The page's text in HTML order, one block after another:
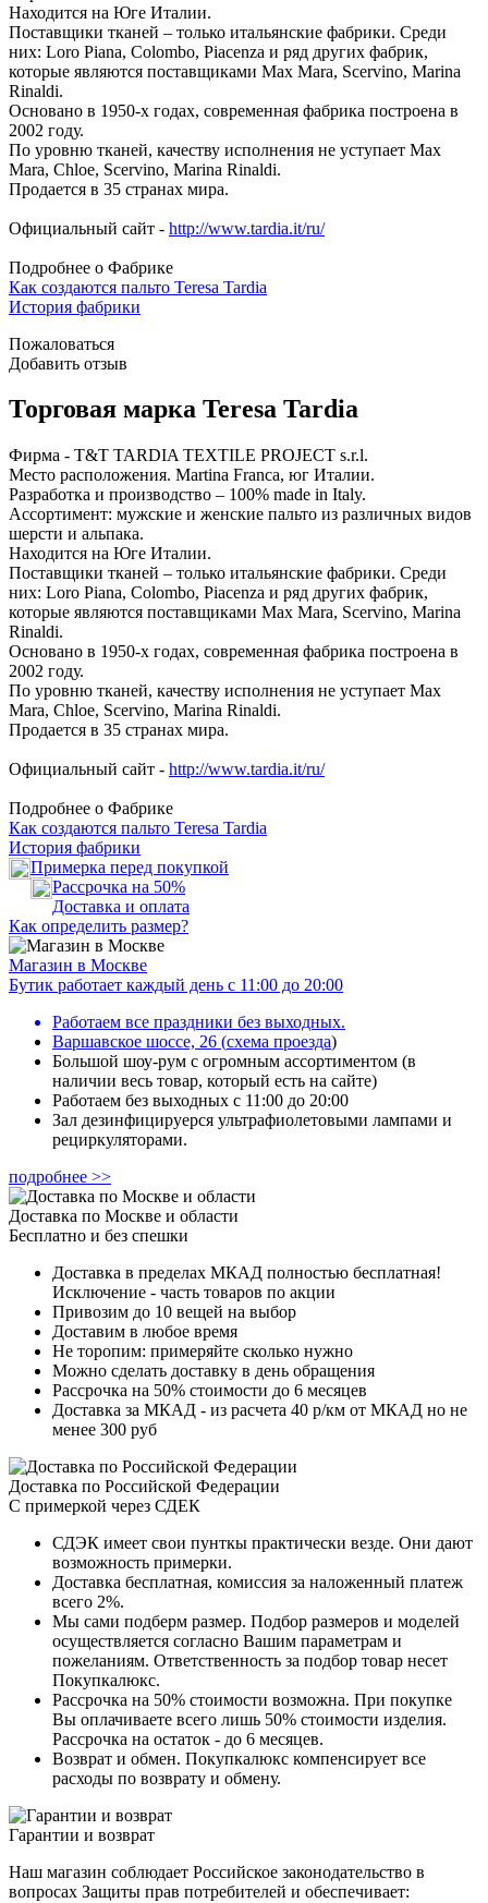
Находится на Юге Италии.
Поставщики тканей – только итальянские фабрики. Среди
них: Loro Piana, Colombo, Piacenza и ряд других фабрик,
которые являются поставщиками Max Mara, Scervino, Marina
Rinaldi.
Основано в 1950-х годах, современная фабрика построена в
2002 году.
По уровню тканей, качеству исполнения не уступает Max
Mara, Chloe, Scervino, Marina Rinaldi.
Продается в 35 странах мира.
Официальный сайт - http://www.tardia.it/ru/
Подробнее о Фабрике
Как создаются пальто Teresa Tardia
История фабрики
Пожаловаться
Добавить отзыв
Торговая марка Teresa Tardia
Фирма - T&T TARDIA TEXTILE PROJECT s.r.l.
Место расположения. Martina Franca, юг Италии.
Разработка и производство – 100% made in Italy.
Ассортимент: мужские и женские пальто из различных видов
шерсти и альпака.
Находится на Юге Италии.
Поставщики тканей – только итальянские фабрики. Среди
них: Loro Piana, Colombo, Piacenza и ряд других фабрик,
которые являются поставщиками Max Mara, Scervino, Marina
Rinaldi.
Основано в 1950-х годах, современная фабрика построена в
2002 году.
По уровню тканей, качеству исполнения не уступает Max
Mara, Chloe, Scervino, Marina Rinaldi.
Продается в 35 странах мира.
Официальный сайт - http://www.tardia.it/ru/
Подробнее о Фабрике
Как создаются пальто Teresa Tardia
История фабрики
Примерка перед покупкой
Рассрочка на 50%
Доставка и оплата
Как определить размер?
Магазин в Москве
Бутик работает каждый день с 11:00 до 20:00
Работаем все праздники без выходных.
Варшавское шоссе, 26 (схема проезда)
Большой шоу-рум с огромным ассортиментом (в
наличии весь товар, который есть на сайте)
Работаем без выходных с 11:00 до 20:00
Зал дезинфицируерся ультрафиолетовыми лампами и
рециркуляторами.
подробнее >>
Доставка по Москве и области
Бесплатно и без спешки
Доставка в пределах МКАД полностью бесплатная!
Исключение - часть товаров по акции
Привозим до 10 вещей на выбор
Доставим в любое время
Не торопим: примеряйте сколько нужно
Можно сделать доставку в день обращения
Рассрочка на 50% стоимости до 6 месяцев
Доставка за МКАД - из расчета 40 р/км от МКАД но не
менее 300 руб
Доставка по Российской Федерации
С примеркой через СДЕК
СДЭК имеет свои пунткы практически везде. Они дают
возможность примерки.
Доставка бесплатная, комиссия за наложенный платеж
всего 2%.
Мы сами подберм размер. Подбор размеров и моделей
осуществляется согласно Вашим параметрам и
пожеланиям. Ответственность за подбор товар несет
Покупкалюкс.
Рассрочка на 50% стоимости возможна. При покупке
Вы оплачиваете всего лишь 50% стоимости изделия.
Рассрочка на остаток - до 6 месяцев.
Возврат и обмен. Покупкалюкс компенсирует все
расходы по возврату и обмену.
Гарантии и возврат
Наш магазин соблюдает Российское законодательство в
вопросах Защиты прав потребителей и обеспечивает: